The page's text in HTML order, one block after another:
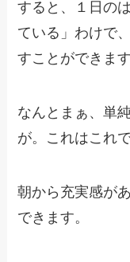
すると、１日の
ている」わけで
すことができます
なんとまぁ、単
が。これはこれ
朝から充実感が
できます。